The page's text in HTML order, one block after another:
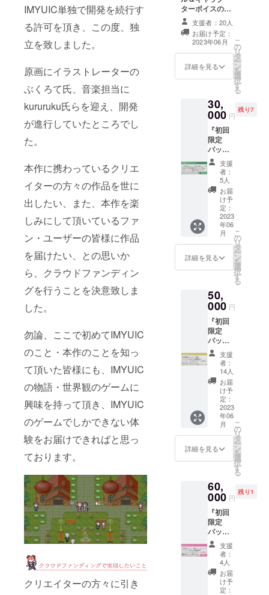
IMYUIC単独で開発を続行す
る許可を頂き、この度、独
立を致しました。
原画にイラストレーターの
ぶくろて氏、音楽担当に
kururuku氏らを迎え、開発
が進行していたところでし
た。
本作に携わっているクリエ
イターの方々の作品を世に
出したい、また、本作を楽
しみにして頂いているファ
ン・ユーザーの皆様に作品
を届けたい、との思いか
ら、クラウドファンディン
グを行うことを決意致しま
した。
勿論、ここで初めてIMYUIC
のこと・本作のことを知っ
て頂いた皆様にも、IMYUIC
の物語・世界観のゲームに
興味を持って頂き、IMYUIC
のゲームでしかできない体
験をお届けできればと思っ
ております。
クリエイターの方々に引き
公女／
ネ／ア
ウベル
から好
きな
キャラ
考欄に
お書き
い。）
★「設
定資料
集」
「キャ
ラク
ターボ
イス」
は今回
のクラ
ウド
ファン
ディン
グ限定
す。）
設定資
料集
（ブッ
クレッ
ト版※物
品）は
フルカ
ラー
B6サイ
ズを予
定して
いま
す。
「キャ
ラク
ターボ
イス」
はゲー
ム登場
キャラ
クター
からの
お礼
メッ
セージ
ボイス
（主人
公女／
メレー
ネ／ア
ウベル
／クロ
キから
好きな
キャラ
クター
を選ん
で、備
考欄に
お書き
くださ
い。）
★「初
版」
「設定
集」
「キャ
ラク
ターボ
イス」
は今回
のクラ
ウド
ファン
「設定
資料集
（ブッ
クレッ
ト版※物
品）」
ム中の
BGM全
ラク
ターの
語りを
収録し
た「限
定サウ
ンドト
ラック
（CD※
物
品）」
が付属
しま
す。
（「ゲ
ーム本
体の
Steam
キー」
資料集
（デー
タ
版）」
「サウ
ンドト
ラック
（デー
版）」
もお送
りしま
す。）
限定サ
ウンド
トラッ
ク
（CD※
物品）
回のク
ラウド
ファン
ディン
グ限定
仕様に
なりま
す。設
定資料
集
（ブッ
クレッ
ターボイスのコ
ンプリートセッ
ト★となりま
す。ご要望にお
応えして追加致
しました。
「キャラクター
メッセージボイ
スになります。
（主人公女／メ
レーネ／アウベ
ル／クロキ／A
／ロリ髑髏／女
幹部／魔王／以
上全8キャラ）
「クリアファイ
ル特典」クラウ
ドファンディン
グ限定グッズに
なります。 （主
人公女／メレー
ネ／アウベル／
以上全4種）
※10,000円以上
プションとなり
支援者：20人
お届け予定：
2023年06月
詳細を見る
こ
の
リ
タ
ー
ン
を
選
択
す
る
30,
000 円
残り7
『初回
限定
パッ
ケージ
版+特
典』
コース+
【専用
武器】
もしく
は【専
用防
具】作
成。 好
きな武
ク
（ドッ
ト絵武
器）作
成およ
び、武
器設定
（攻撃
力・必
殺技(既
存から
選択か
改変)・
追加状
態異常
(毒付与/
即
死％/HP
性・命
中/クリ
ル/回避
率な
ど）の
上、
ゲーム
本編で
プレイ
できる
ように
支援
者：
5人
お届
け予
定：
2023
年06
月
詳細を見る
こ
の
リ
タ
ー
ン
を
選
択
す
る
50,
000 円
『初回
限定
パッ
ケージ
版+特
典』
コース
の全内
容と、
クレ
ジット
にお名
前を記
載致し
ます。
○○とし
てお名
前をク
レジッ
ト致し
ます。
是非、
IMYUIC
のスポ
ンサー
になっ
てくだ
支援
者：
14人
お届
け予
定：
2023
年06
月
詳細を見る
こ
の
リ
タ
ー
ン
を
選
択
す
る
60,
000 円
残り1
『初回
限定
パッ
ケージ
版+特
典』
コース
の全内
容+限定
支援
者：
4人
お届
け予
定：